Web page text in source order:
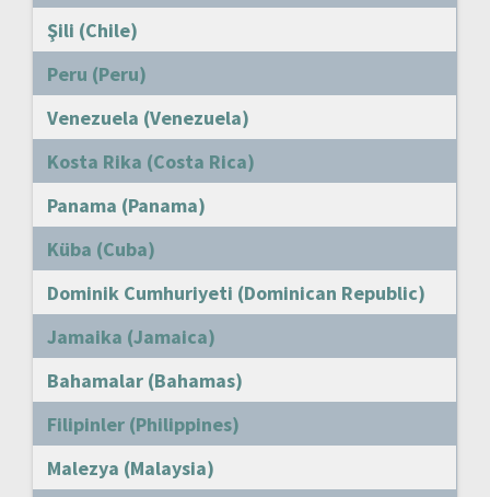
Şili (Chile)
Peru (Peru)
Venezuela (Venezuela)
Kosta Rika (Costa Rica)
Panama (Panama)
Küba (Cuba)
Dominik Cumhuriyeti (Dominican Republic)
Jamaika (Jamaica)
Bahamalar (Bahamas)
Filipinler (Philippines)
Malezya (Malaysia)